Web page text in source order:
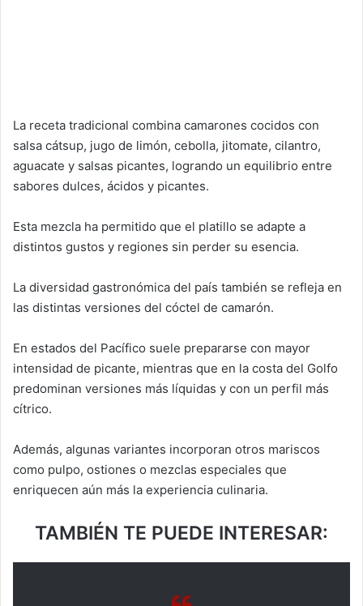
La receta tradicional combina camarones cocidos con
salsa cátsup, jugo de limón, cebolla, jitomate, cilantro,
aguacate y salsas picantes, logrando un equilibrio entre
sabores dulces, ácidos y picantes.
Esta mezcla ha permitido que el platillo se adapte a
distintos gustos y regiones sin perder su esencia.
La diversidad gastronómica del país también se refleja en
las distintas versiones del cóctel de camarón.
En estados del Pacífico suele prepararse con mayor
intensidad de picante, mientras que en la costa del Golfo
predominan versiones más líquidas y con un perfil más
cítrico.
Además, algunas variantes incorporan otros mariscos
como pulpo, ostiones o mezclas especiales que
enriquecen aún más la experiencia culinaria.
TAMBIÉN TE PUEDE INTERESAR: